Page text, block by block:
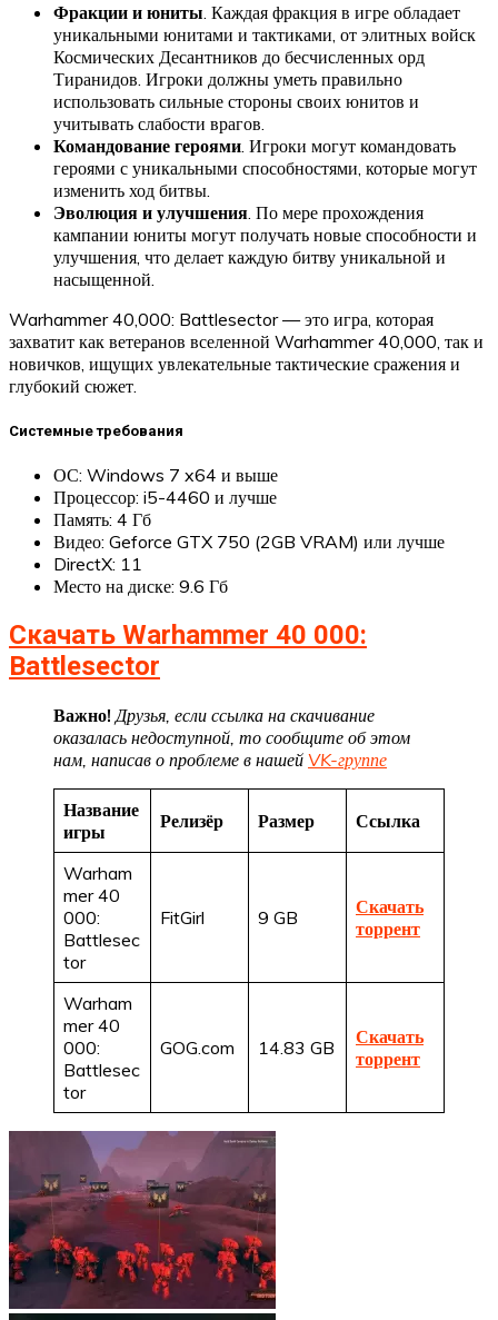
Фракции и юниты. Каждая фракция в игре обладает
уникальными юнитами и тактиками, от элитных войск
Космических Десантников до бесчисленных орд
Тиранидов. Игроки должны уметь правильно
использовать сильные стороны своих юнитов и
учитывать слабости врагов.
Командование героями. Игроки могут командовать
героями с уникальными способностями, которые могут
изменить ход битвы.
Эволюция и улучшения. По мере прохождения
кампании юниты могут получать новые способности и
улучшения, что делает каждую битву уникальной и
насыщенной.
Warhammer 40,000: Battlesector — это игра, которая
захватит как ветеранов вселенной Warhammer 40,000, так и
новичков, ищущих увлекательные тактические сражения и
глубокий сюжет.
Системные требования
ОС: Windows 7 x64 и выше
Процессор: i5-4460 и лучше
Память: 4 Гб
Видео: Geforce GTX 750 (2GB VRAM) или лучше
DirectX: 11
Место на диске: 9.6 Гб
Скачать Warhammer 40 000:
Battlesector
Важно! Друзья, если ссылка на скачивание
оказалась недоступной, то сообщите об этом
нам, написав о проблеме в нашей VK-группе
Название
игры
Релизёр Размер Ссылка
Warham
mer 40
000:
Battlesec
tor
FitGirl 9 GB
Скачать
торрент
Warham
mer 40
000:
Battlesec
tor
GOG.com 14.83 GB
Скачать
торрент